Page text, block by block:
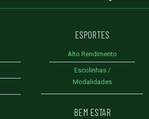
ESPORTES
Alto Rendimento
Escolinhas /
Modalidades
BEM ESTAR